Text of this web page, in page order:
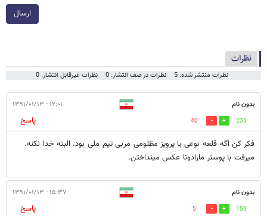
ارسال
نظرات
نظرات منتشر شده: 5 نظرات در صف انتشار: 0 نظرات غیرقابل انتشار: 0
بدون نام ۱۲:۰۱ - ۱۳۹۱/۰۱/۱۳
235
40
پاسخ
فکر کن اگه قلعه نوعی یا پرویز مظلومی مربی تیم ملی بود. البته خدا نکنه.
میرفت با پوستر مارادونا عکس مینداختن.
بدون نام ۱۵:۳۷ - ۱۳۹۱/۰۱/۱۳
158
5
پاسخ